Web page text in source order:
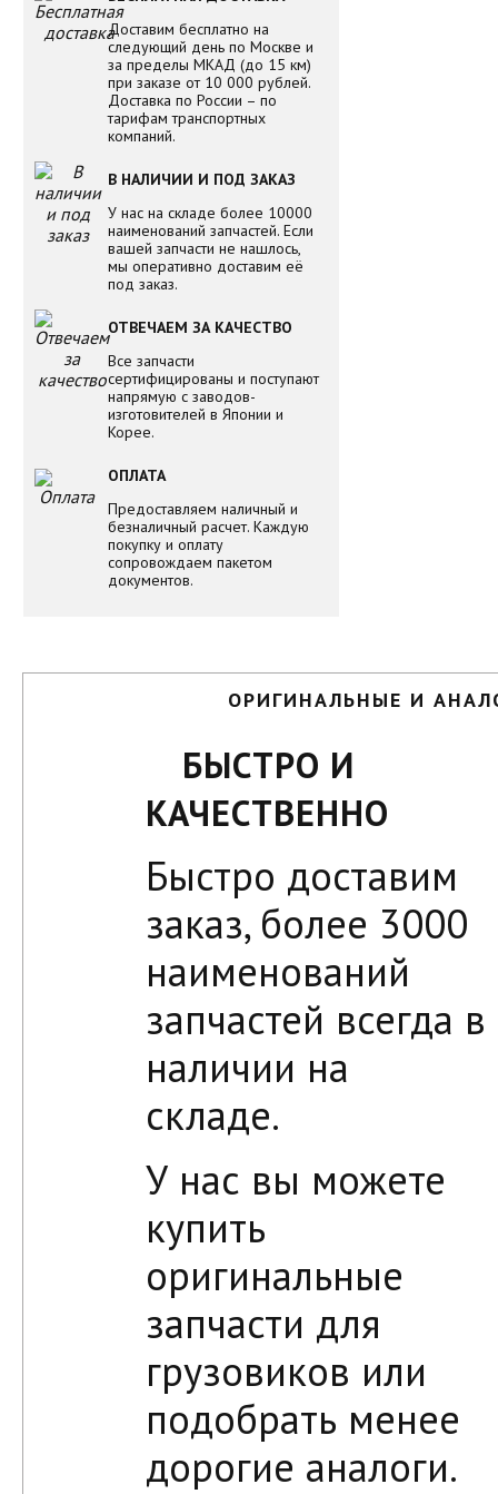
Доставим бесплатно на
следующий день по Москве и
за пределы МКАД (до 15 км)
при заказе от 10 000 рублей.
Доставка по России – по
тарифам транспортных
компаний.
В НАЛИЧИИ И ПОД ЗАКАЗ
У нас на складе более 10000
наименований запчастей. Если
вашей запчасти не нашлось,
мы оперативно доставим её
под заказ.
ОТВЕЧАЕМ ЗА КАЧЕСТВО
Все запчасти
сертифицированы и поступают
напрямую с заводов-
изготовителей в Японии и
Корее.
ОПЛАТА
Предоставляем наличный и
безналичный расчет. Каждую
покупку и оплату
сопровождаем пакетом
документов.
ОРИГИНАЛЬНЫЕ И
БЫСТРО И
КАЧЕСТВЕННО
Быстро доставим
заказ, более 3000
наименований
запчастей всегда в
наличии на
складе.
У нас вы можете
купить
оригинальные
запчасти для
грузовиков или
подобрать менее
дорогие аналоги.